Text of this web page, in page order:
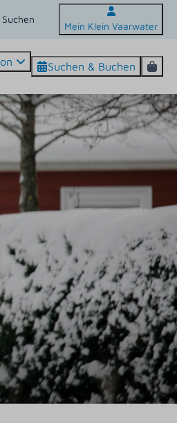
Mein Klein Vaarwater
Suchen & Buchen